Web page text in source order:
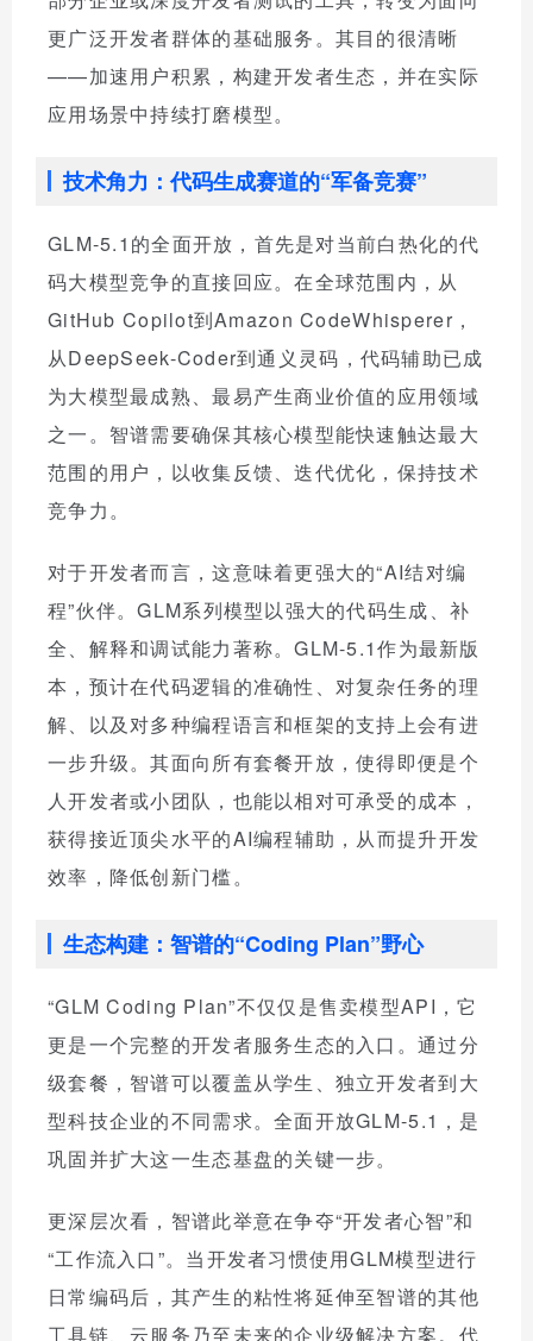
更广泛开发者群体的基础服务。其目的很清晰
——加速用户积累，构建开发者生态，并在实际
应用场景中持续打磨模型。
技术角力：代码生成赛道的“军备竞赛”
GLM-5.1的全面开放，首先是对当前白热化的代
码大模型竞争的直接回应。在全球范围内，从
GitHub Copilot到Amazon CodeWhisperer，
从DeepSeek-Coder到通义灵码，代码辅助已成
为大模型最成熟、最易产生商业价值的应用领域
之一。智谱需要确保其核心模型能快速触达最大
范围的用户，以收集反馈、迭代优化，保持技术
竞争力。
对于开发者而言，这意味着更强大的“AI结对编
程”伙伴。GLM系列模型以强大的代码生成、补
全、解释和调试能力著称。GLM-5.1作为最新版
本，预计在代码逻辑的准确性、对复杂任务的理
解、以及对多种编程语言和框架的支持上会有进
一步升级。其面向所有套餐开放，使得即便是个
人开发者或小团队，也能以相对可承受的成本，
获得接近顶尖水平的AI编程辅助，从而提升开发
效率，降低创新门槛。
生态构建：智谱的“Coding Plan”野心
“GLM Coding Plan”不仅仅是售卖模型API，它
更是一个完整的开发者服务生态的入口。通过分
级套餐，智谱可以覆盖从学生、独立开发者到大
型科技企业的不同需求。全面开放GLM-5.1，是
巩固并扩大这一生态基盘的关键一步。
更深层次看，智谱此举意在争夺“开发者心智”和
“工作流入口”。当开发者习惯使用GLM模型进行
日常编码后，其产生的粘性将延伸至智谱的其他
工具链、云服务乃至未来的企业级解决方案。代